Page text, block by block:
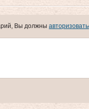
Вы должны